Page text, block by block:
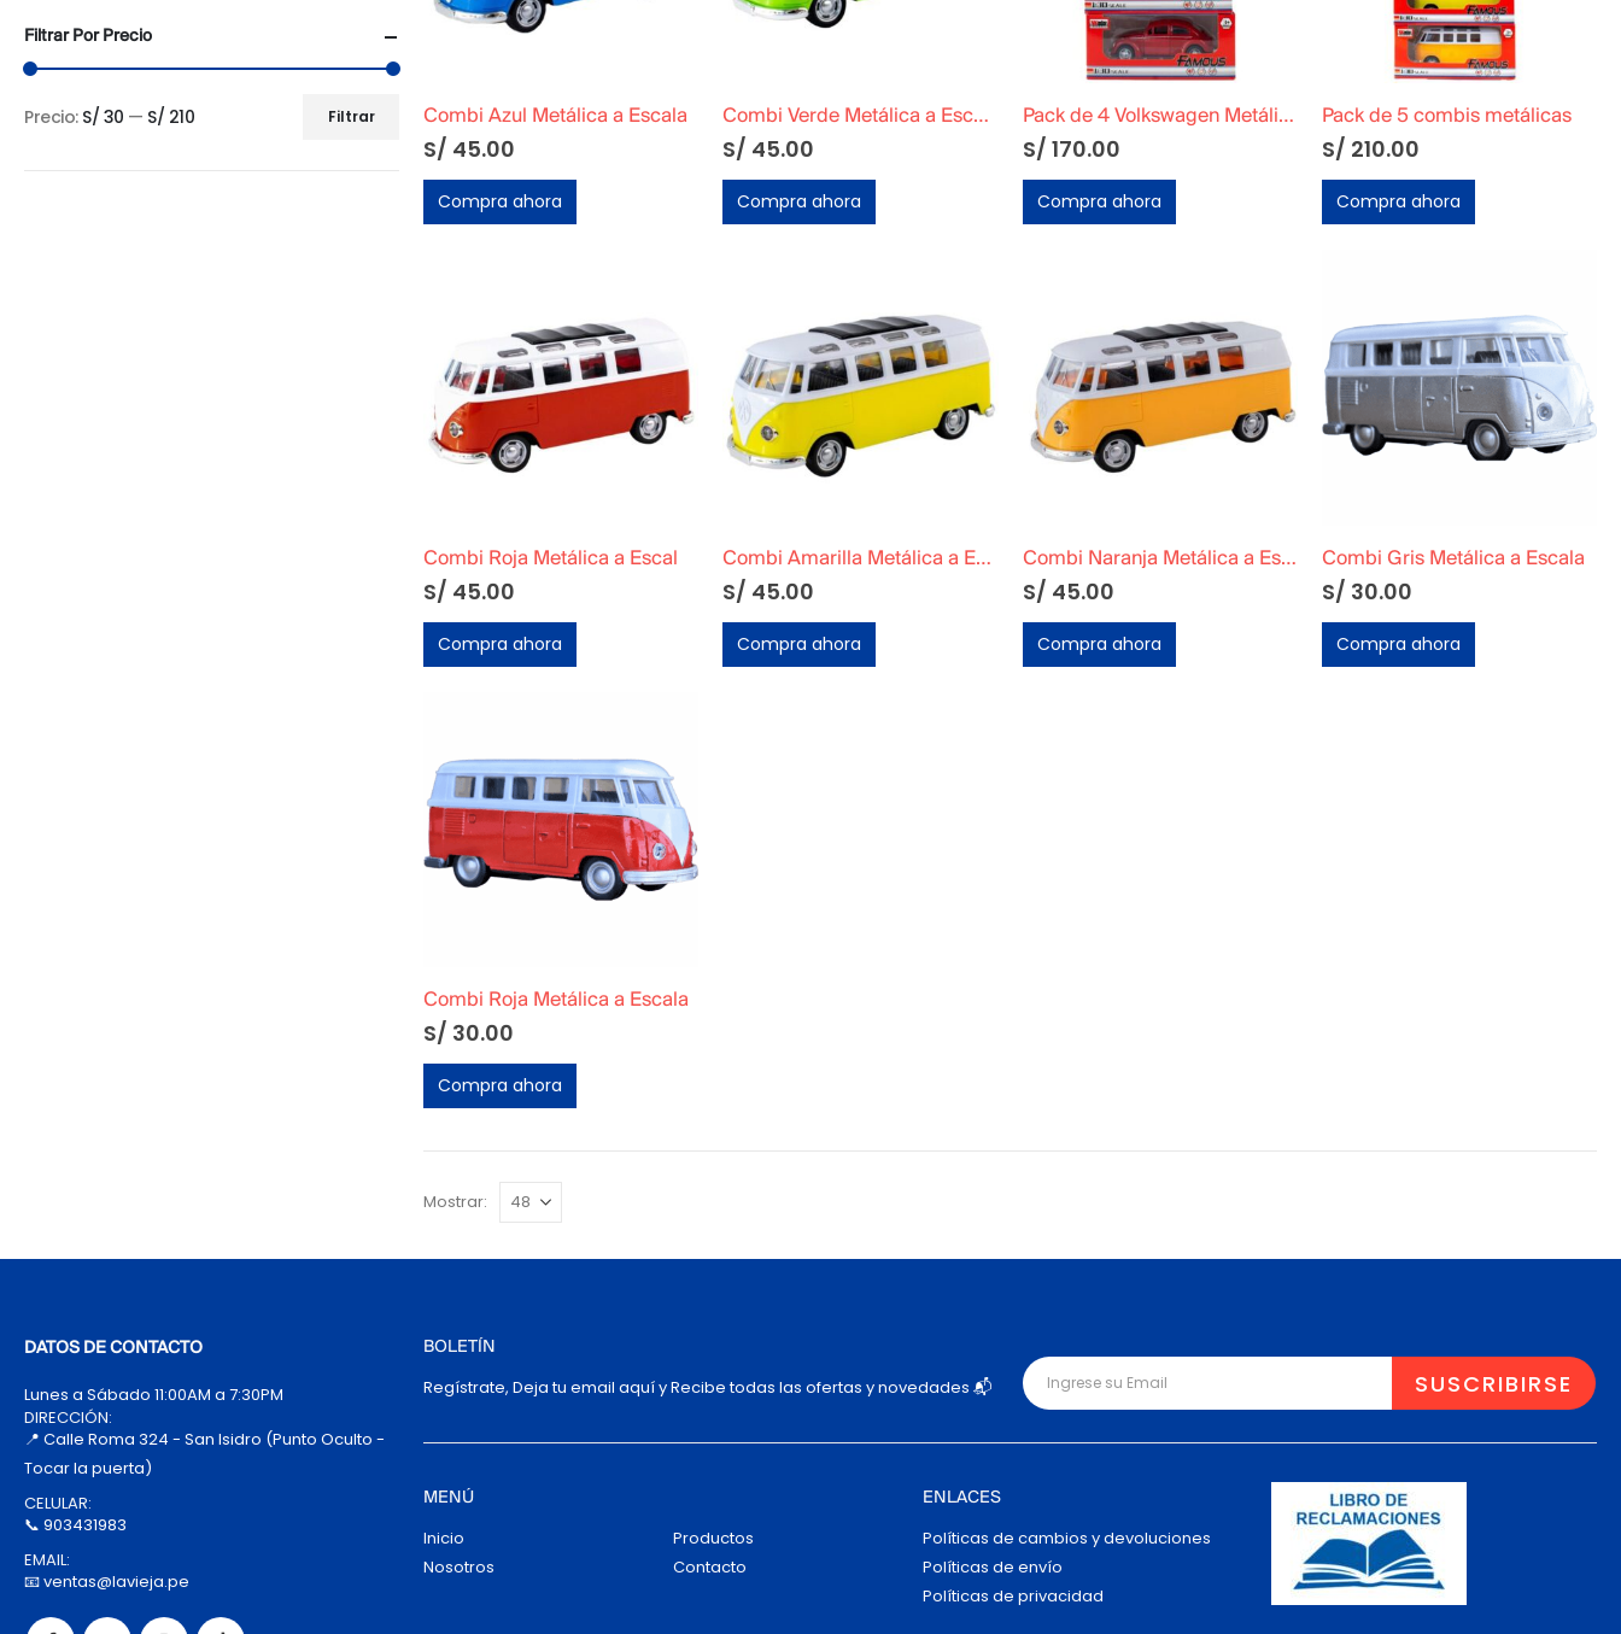
Combi Azul Metálica a Escala
S/ 45.00
Compra ahora
Combi Verde Metálica a Escala
S/ 45.00
Compra ahora
Pack de 4 Volkswagen Metálico
S/ 170.00
Compra ahora
Pack de 5 combis metálicas
S/ 210.00
Compra ahora
Combi Roja Metálica a Escal
S/ 45.00
Compra ahora
Combi Amarilla Metálica a Escala
S/ 45.00
Compra ahora
Combi Naranja Metálica a Escala
S/ 45.00
Compra ahora
Combi Gris Metálica a Escala
S/ 30.00
Compra ahora
Combi Roja Metálica a Escala
S/ 30.00
Compra ahora
Mostrar:
Filtrar Por Precio
mínimo
máximo
Filtrar
Precio: S/ 30 — S/ 210
DATOS DE CONTACTO
Lunes a Sábado 11:00AM a 7:30PM
DIRECCIÓN:
📍 Calle Roma 324 - San Isidro (Punto Oculto -
Tocar la puerta)
CELULAR:
📞 903431983
EMAIL:
📧 ventas@lavieja.pe
BOLETÍN
Regístrate, Deja tu email aquí y Recibe todas las ofertas y novedades 📬
MENÚ
Inicio
Nosotros
Productos
Contacto
ENLACES
Políticas de cambios y devoluciones
Políticas de envío
Políticas de privacidad